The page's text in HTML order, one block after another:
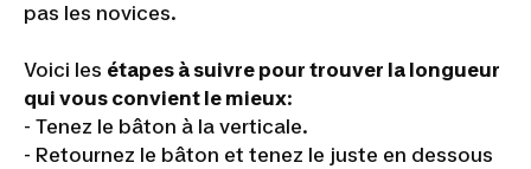
pas les novices.
Voici les étapes à suivre pour trouver la longueur
qui vous convient le mieux:
- Tenez le bâton à la verticale.
- Retournez le bâton et tenez le juste en dessous